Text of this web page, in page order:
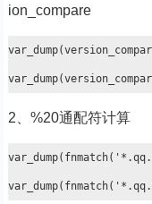
ion_compare
2、%20通配符计算